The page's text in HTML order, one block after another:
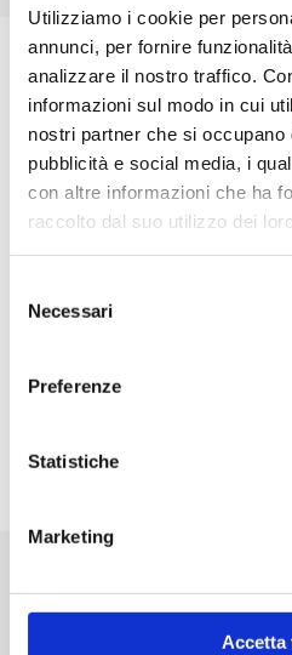
Utilizziamo i cookie per
annunci, per fornire
analizzare il nostro traffico.
informazioni sul modo in cui
nostri partner che si occupano
pubblicità e social media, i
con altre informazioni che ha
raccolto dal suo utilizzo dei
delNecessari
Preferenze
Statistiche
Marketing
Accetta
Tipo Bascula
Modalita’ Deviatore
Commutazione Stabile
Contatti ON-OFF-ON
N.Posizioni 3
Portata 6A – 250Vac
N. pin 3
Grado protezione IP20
Serigrafia tasto I-0-II
Terminali Faston 4.8mm
Prodotti